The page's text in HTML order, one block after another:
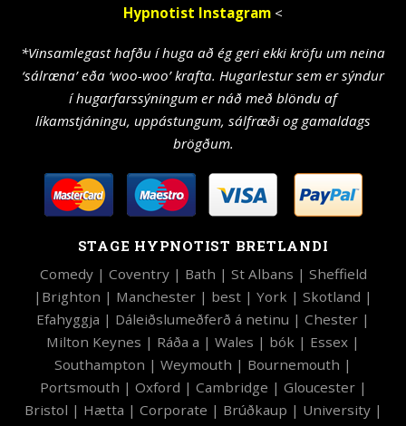
Hypnotist Instagram <
*Vinsamlegast hafðu í huga að ég geri ekki kröfu um neina
‘sálræna’ eða ‘woo-woo’ krafta. Hugarlestur sem er sýndur
í hugarfarssýningum er náð með blöndu af
líkamstjáningu, uppástungum, sálfræði og gamaldags
brögðum.
STAGE HYPNOTIST BRETLANDI
Comedy| Coventry| Bath | St Albans | Sheffield
| Brighton | Manchester | best | York | Skotland |
Efahyggja | Dáleiðslumeðferð á netinu | Chester |
Milton Keynes | Ráða a | Wales | bók | Essex |
Southampton | Weymouth | Bournemouth |
Portsmouth | Oxford | Cambridge | Gloucester|
Bristol | Hætta | Corporate | Brúðkaup | University|